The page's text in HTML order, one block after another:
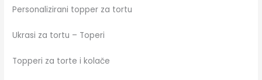
Personalizirani topper za tortu
Ukrasi za tortu – Toperi
Topperi za torte i kolače